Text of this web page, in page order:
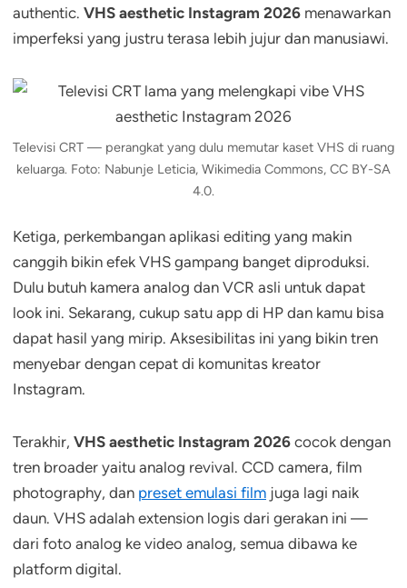
authentic. VHS aesthetic Instagram 2026 menawarkan
imperfeksi yang justru terasa lebih jujur dan manusiawi.
Televisi CRT — perangkat yang dulu memutar kaset VHS di ruang
keluarga. Foto: Nabunje Leticia, Wikimedia Commons, CC BY-SA
4.0.
Ketiga, perkembangan aplikasi editing yang makin
canggih bikin efek VHS gampang banget diproduksi.
Dulu butuh kamera analog dan VCR asli untuk dapat
look ini. Sekarang, cukup satu app di HP dan kamu bisa
dapat hasil yang mirip. Aksesibilitas ini yang bikin tren
menyebar dengan cepat di komunitas kreator
Instagram.
Terakhir, VHS aesthetic Instagram 2026 cocok dengan
tren broader yaitu analog revival. CCD camera, film
photography, dan preset emulasi film juga lagi naik
daun. VHS adalah extension logis dari gerakan ini —
dari foto analog ke video analog, semua dibawa ke
platform digital.